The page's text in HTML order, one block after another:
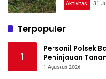
Aktivitas 31
Terpopuler
1
Personil Polsek
Peninjauan
Ketahanan
1 Agustus 2026